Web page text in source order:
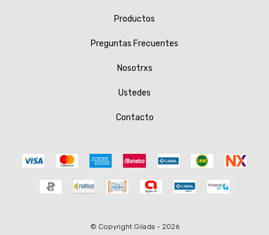
Productos
Preguntas Frecuentes
Nosotrxs
Ustedes
Contacto
© Copyright Gilada - 2026